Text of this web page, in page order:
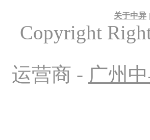
关于中异 |
Copyright
运营商 - 广州